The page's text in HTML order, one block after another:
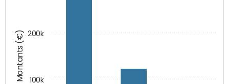
Montants (€) 100k
200k